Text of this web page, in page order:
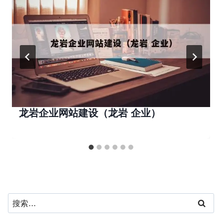
龙岩企业网站建设（龙岩 企业）
搜
索：